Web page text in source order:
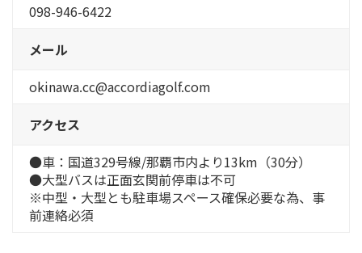
098-946-6422
メール
okinawa.cc@accordiagolf.com
アクセス
●車：国道329号線/那覇市内より13km（30分）
●大型バスは正面玄関前停車は不可
※中型・大型とも駐車場スペース確保必要な為、事
前連絡必須